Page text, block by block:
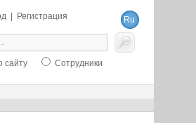
Регистрация
Ru
En
сайту Сотрудники